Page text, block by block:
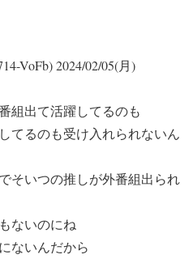
VoFb)2024/02/05(月)
組出て活躍してるのも
てるのも受け入れられないん
そいつの推しが外番組出られ
ないのにね
ないんだから